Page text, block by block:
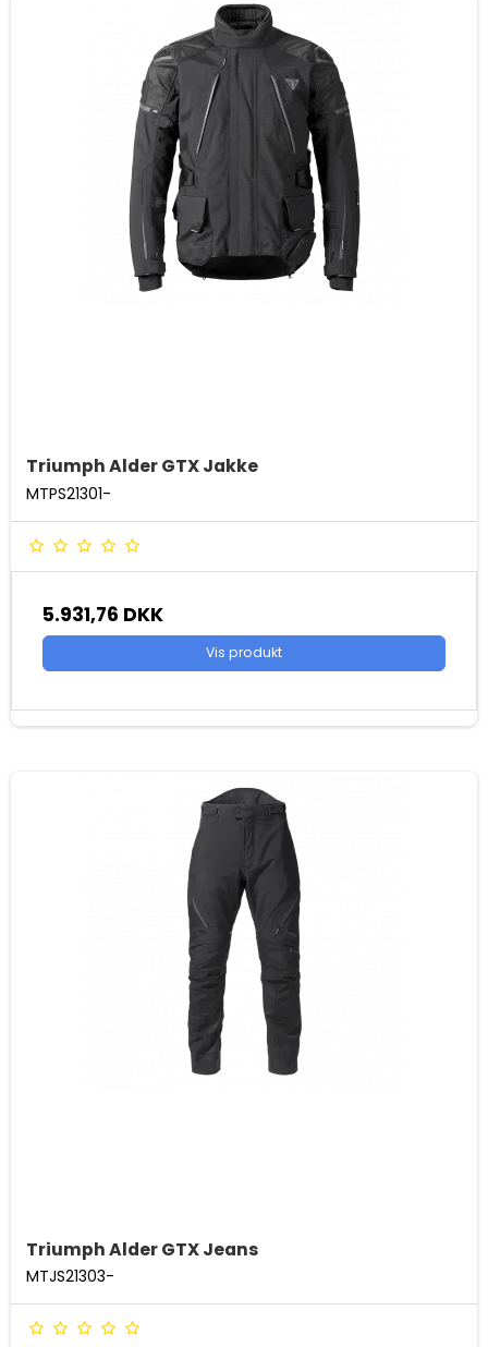
Triumph Alder GTX Jakke
MTPS21301-
5.931,76 DKK
Vis produkt
Triumph Alder GTX Jeans
MTJS21303-